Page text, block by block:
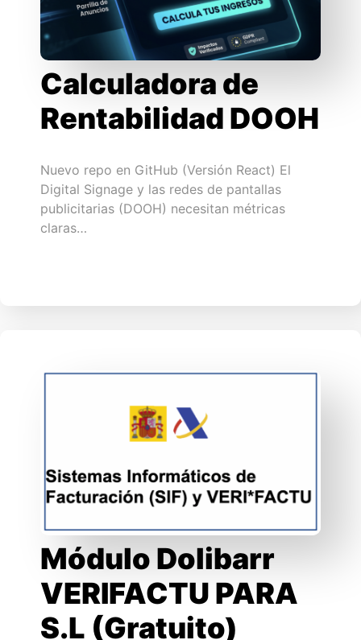
Calculadora de
Rentabilidad DOOH
Nuevo repo en GitHub (Versión React) El
Digital Signage y las redes de pantallas
publicitarias (DOOH) necesitan métricas
claras…
Módulo Dolibarr
VERIFACTU PARA
S.L (Gratuito)